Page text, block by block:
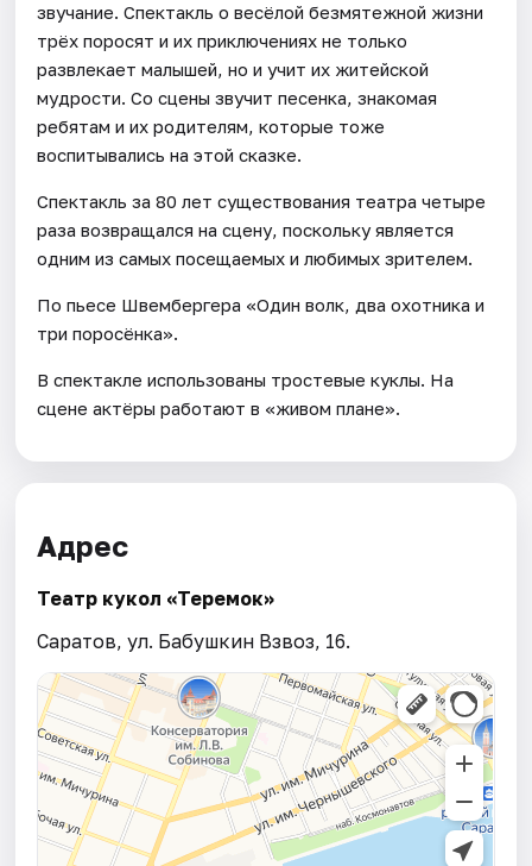
звучание. Спектакль о весёлой безмятежной жизни
трёх поросят и их приключениях не только
развлекает малышей, но и учит их житейской
мудрости. Со сцены звучит песенка, знакомая
ребятам и их родителям, которые тоже
воспитывались на этой сказке.
Спектакль за 80 лет существования театра четыре
раза возвращался на сцену, поскольку является
одним из самых посещаемых и любимых зрителем.
По пьесе Швембергера «Один волк, два охотника и
три поросёнка».
В спектакле использованы тростевые куклы. На
сцене актёры работают в «живом плане».
Адрес
Театр кукол «Теремок»
Саратов, ул. Бабушкин Взвоз, 16.